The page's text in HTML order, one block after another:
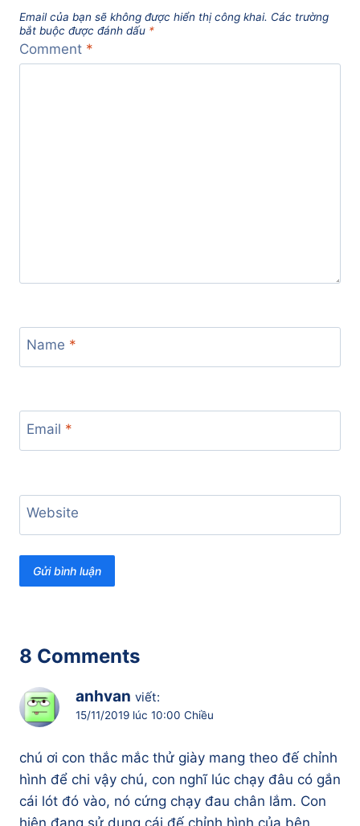
Email của bạn sẽ không được hiển thị công khai. Các trường
bắt buộc được đánh dấu *
Comment *
Name *
Email *
Website
8 Comments
anhvan viết:
15/11/2019 lúc 10:00 Chiều
chú ơi con thắc mắc thử giày mang theo đế chỉnh
hình để chi vậy chú, con nghĩ lúc chạy đâu có gắn
cái lót đó vào, nó cứng chạy đau chân lắm. Con
hiện đang sử dụng cái đế chỉnh hình của bên